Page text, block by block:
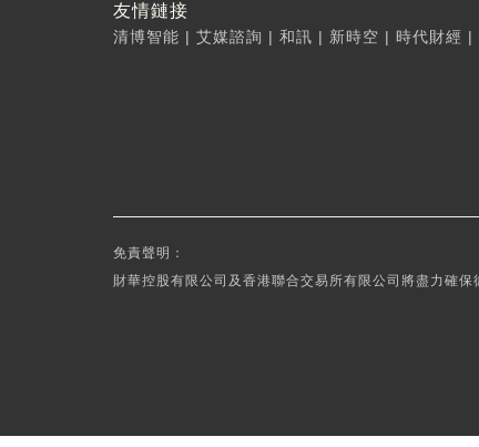
友情鏈接
清博智能 | 艾媒諮詢 | 和訊 | 新時空 | 時代財經 |
免責聲明：
財華控股有限公司及香港聯合交易所有限公司將盡力確